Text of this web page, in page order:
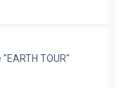
TOUR"